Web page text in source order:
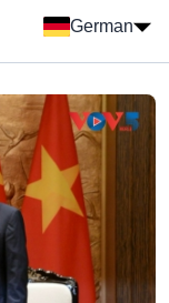
German